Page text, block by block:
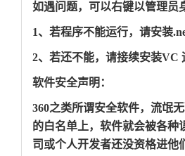
如遇问题，可以右键以管理员
1、若程序不能运行，请安装
2、若还不能，请接续安装VC
软件安全声明：
360之类所谓安全软件，流氓
的白名单上，软件就会被各种
司或个人开发者还没资格进他